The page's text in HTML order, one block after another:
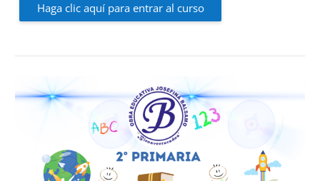
Haga clic aquí para entrar al curso